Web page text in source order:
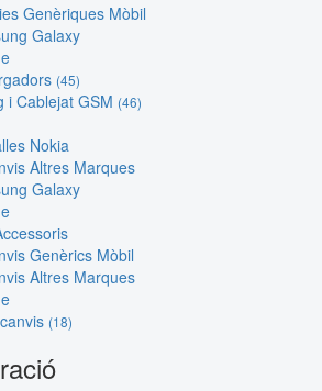
Genèriques Mòbil
Galaxy
(45)
i Cablejat GSM (46)
Nokia
Altres Marques
Galaxy
Genèrics Mòbil
Altres Marques
(18)